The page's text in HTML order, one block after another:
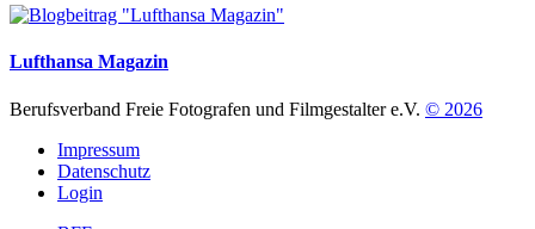
Lufthansa Magazin
Berufsverband Freie Fotografen und Filmgestalter e.V. © 2026
Impressum
Datenschutz
Login